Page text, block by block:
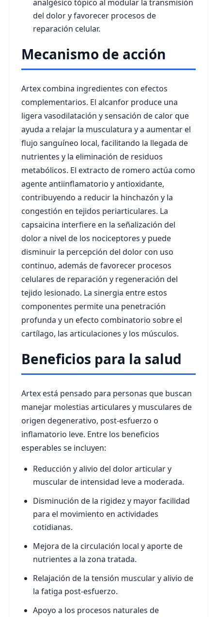
analgésico tópico al modular la transmisión
del dolor y favorecer procesos de
reparación celular.
Mecanismo de acción
Artex combina ingredientes con efectos
complementarios. El alcanfor produce una
ligera vasodilatación y sensación de calor que
ayuda a relajar la musculatura y a aumentar el
flujo sanguíneo local, facilitando la llegada de
nutrientes y la eliminación de residuos
metabólicos. El extracto de romero actúa como
agente antiinflamatorio y antioxidante,
contribuyendo a reducir la hinchazón y la
congestión en tejidos periarticulares. La
capsaicina interfiere en la señalización del
dolor a nivel de los nociceptores y puede
disminuir la percepción del dolor con uso
continuo, además de favorecer procesos
celulares de reparación y regeneración del
tejido lesionado. La sinergia entre estos
componentes permite una penetración
profunda y un efecto combinatorio sobre el
cartílago, las articulaciones y los músculos.
Beneficios para la salud
Artex está pensado para personas que buscan
manejar molestias articulares y musculares de
origen degenerativo, post-esfuerzo o
inflamatorio leve. Entre los beneficios
esperables se incluyen:
Reducción y alivio del dolor articular y
muscular de intensidad leve a moderada.
Disminución de la rigidez y mayor facilidad
para el movimiento en actividades
cotidianas.
Mejora de la circulación local y aporte de
nutrientes a la zona tratada.
Relajación de la tensión muscular y alivio de
la fatiga post-esfuerzo.
Apoyo a los procesos naturales de